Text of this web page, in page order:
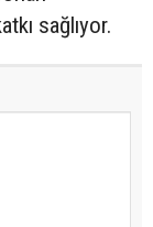
sağlıyor.